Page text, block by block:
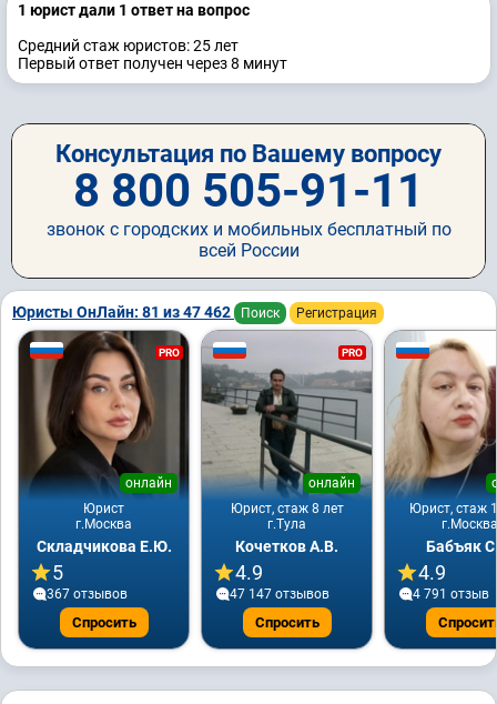
1 юрист дали 1 ответ на вопрос
Средний стаж юристов: 25 лет
Первый ответ получен через 8 минут
Консультация по Вашему вопросу
8 800 505-91-11
звонок с городских и мобильных бесплатный по
всей России
Юристы ОнЛайн: 81 из 47 462 Поиск Регистрация
PRO
Юрист
онлайн
г.Москва
Складчикова Е.Ю.
5
367 отзывов
Спросить
PRO
Юрист, стаж 8 лет
онлайн
г.Тула
Кочетков А.В.
4.9
47 147 отзывов
Спросить
Юрист, стаж
г.Москва
Бабъяк
4.9
4 791 отзыв